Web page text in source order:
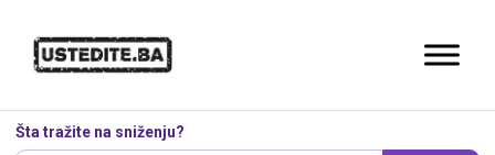
Šta tražite na sniženju?